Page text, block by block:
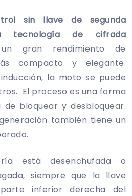
sin llave de segunda
tecnología de cifrada
gran rendimiento de
compacto y elegante.
la moto se puede
El proceso es una forma
bloquear y desbloquear.
también tiene un
está desenchufada o
siempre que la llave
inferior derecha del